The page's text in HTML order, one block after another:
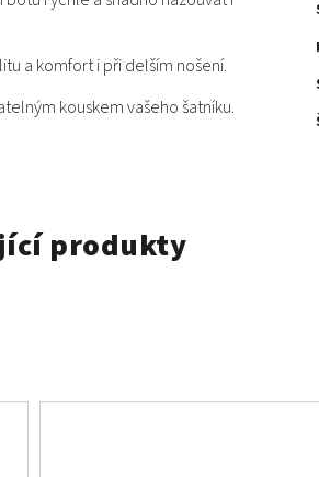
a komfort i při delším nošení.
kouskem vašeho šatníku.
produkty